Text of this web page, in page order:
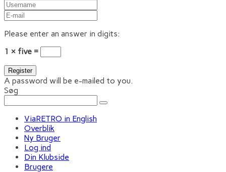
Please enter an answer in digits:
1 × five =
A password will be e-mailed to you.
Søg
ViaRETRO in English
Overblik
Ny Bruger
Log ind
Din Klubside
Brugere